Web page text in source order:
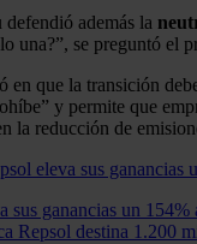
además la
una?”, se preguntó el
en que la transición
y permite que
la reducción de
sus ganancias un
Repsol destina 1.200